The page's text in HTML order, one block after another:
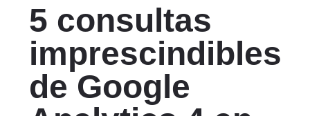
5 consultas
imprescindibles
de Google